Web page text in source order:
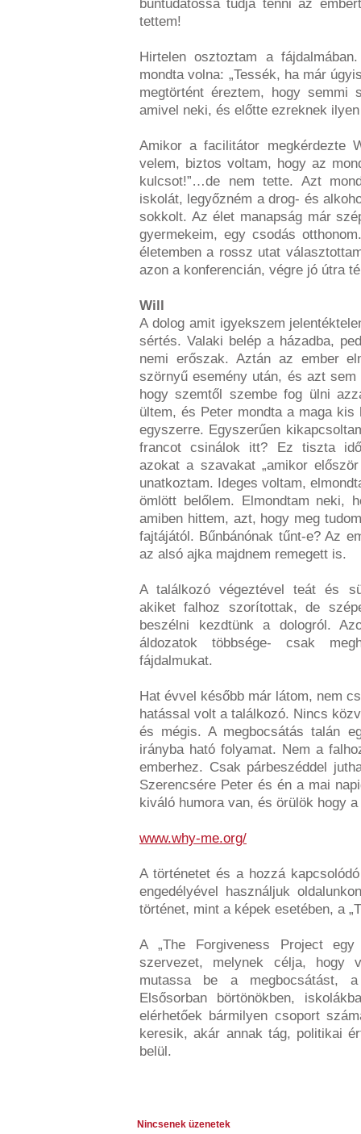
bűntudatossá tudja tenni az
tettem!
Hirtelen osztoztam a
mondta volna: „Tessék, ha már
megtörtént éreztem, hogy
amivel neki, és előtte ezreknek
Amikor a facilitátor megkérdezte
velem, biztos voltam, hogy az
kulcsot!”…de nem tette. Azt
iskolát, legyőzném a drog- és
sokkolt. Az élet manapság már
gyermekeim, egy csodás
életemben a rossz utat
azon a konferencián, végre jó útra
Will
A dolog amit igyekszem
sértés. Valaki belép a házadba,
nemi erőszak. Aztán az ember
szörnyű esemény után, és azt
hogy szemtől szembe fog ülni
ültem, és Peter mondta a maga
egyszerre. Egyszerűen
francot csinálok itt? Ez tiszta
azokat a szavakat „amikor
unatkoztam. Ideges voltam,
ömlött belőlem. Elmondtam neki,
amiben hittem, azt, hogy meg
fajtájától. Bűnbánónak tűnt-e? Az
az alsó ajka majdnem remegett is.
A találkozó végeztével teát és
akiket falhoz szorítottak, de
beszélni kezdtünk a dologról.
áldozatok többsége- csak
fájdalmukat.
Hat évvel később már látom, nem
hatással volt a találkozó. Nincs
és mégis. A megbocsátás talán
irányba ható folyamat. Nem a
emberhez. Csak párbeszéddel
Szerencsére Peter és én a mai
kiváló humora van, és örülök hogy
www.why-me.org/
A történetet és a hozzá
engedélyével használjuk
történet, mint a képek esetében, a
A „The Forgiveness Project egy
szervezet, melynek célja, hogy
mutassa be a megbocsátást,
Elsősorban börtönökben,
elérhetőek bármilyen csoport
keresik, akár annak tág, politikai
belül.
Nincsenek üzenetek